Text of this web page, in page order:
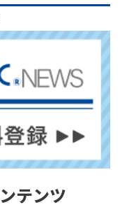
テンツ